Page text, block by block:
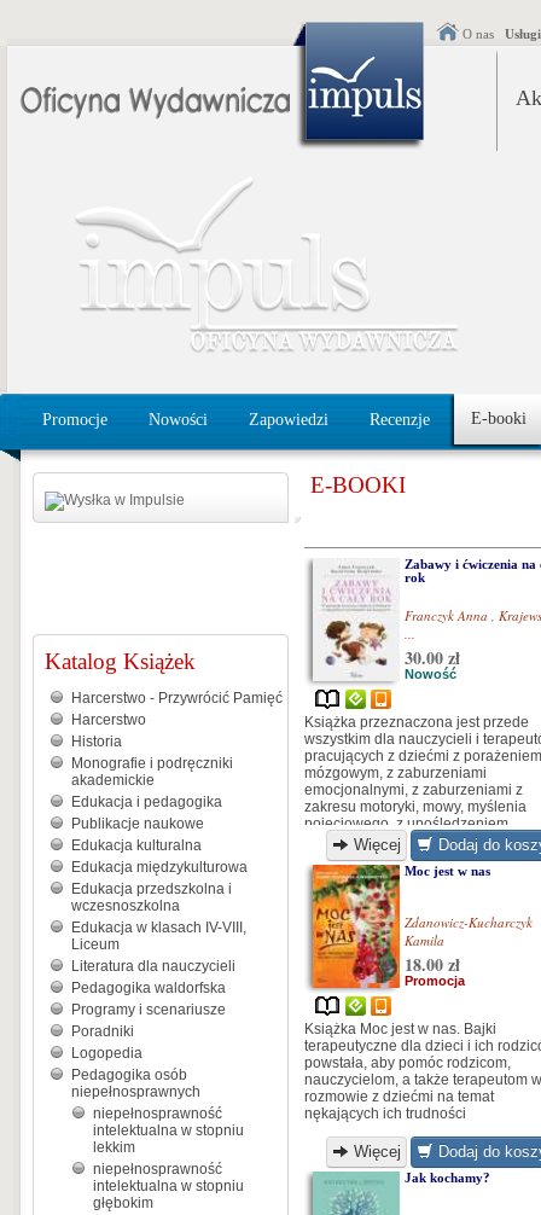
O nas
Promocje Nowości Zapowiedzi Recenzje E-booki
Katalog Książek
Harcerstwo - Przywrócić Pamięć
Harcerstwo
Historia
Monografie i podręczniki
akademickie
Edukacja i pedagogika
Publikacje naukowe
Edukacja kulturalna
Edukacja międzykulturowa
Edukacja przedszkolna i
wczesnoszkolna
Edukacja w klasach IV-VIII,
Liceum
Literatura dla nauczycieli
Pedagogika waldorfska
Programy i scenariusze
Poradniki
Logopedia
Pedagogika osób
niepełnosprawnych
niepełnosprawność
intelektualna w stopniu
lekkim
niepełnosprawność
intelektualna w stopniu
głębokim
E-BOOKI
Zabawy i ćwiczenia na
rok
Franczyk Anna ,
...
30.00 zł
Nowość
Książka przeznaczona jest przede
wszystkim dla nauczycieli i
pracujących z dziećmi z porażeniem
mózgowym, z zaburzeniami
emocjonalnymi, z zaburzeniami z
zakresu motoryki, mowy, myślenia
pojęciowego, z upośledzeniem...
Więcej Dodaj do
Moc jest w nas
Zdanowicz-Kucharczyk
Kamila
18.00 zł
Promocja
Książka Moc jest w nas. Bajki
terapeutyczne dla dzieci i ich
powstała, aby pomóc rodzicom,
nauczycielom, a także terapeutom w
rozmowie z dziećmi na temat
nękających ich trudności
Więcej Dodaj do
Jak kochamy?